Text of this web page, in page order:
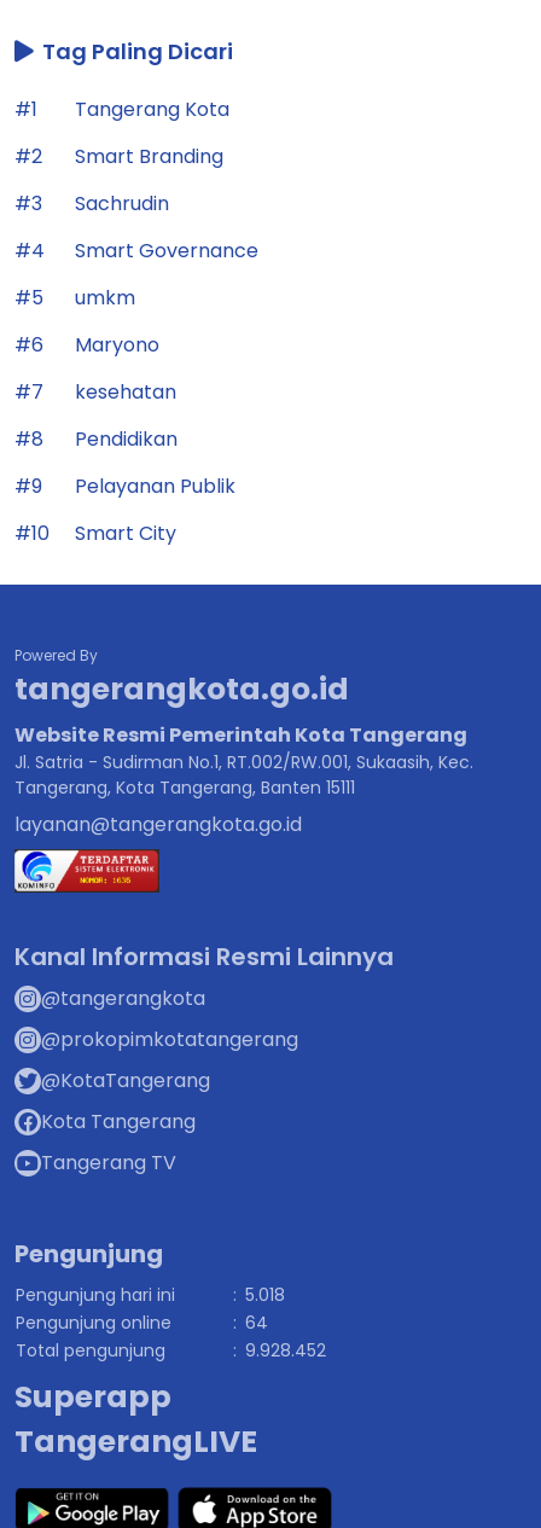
Tag Paling Dicari
#1
Tangerang Kota
#2
Smart Branding
#3
Sachrudin
#4
Smart Governance
#5
umkm
#6
Maryono
#7
kesehatan
#8
Pendidikan
#9
Pelayanan Publik
#10
Smart City
Powered By
tangerangkota.go.id
Website Resmi Pemerintah Kota Tangerang
Jl. Satria - Sudirman No.1, RT.002/RW.001, Sukaasih, Kec.
Tangerang, Kota Tangerang, Banten 15111
layanan@tangerangkota.go.id
Kanal Informasi Resmi Lainnya
@tangerangkota
@prokopimkotatangerang
@KotaTangerang
Kota Tangerang
Tangerang TV
Pengunjung
Pengunjung hari ini : 5.018
Pengunjung online
: 64
Total pengunjung
: 9.928.452
Superapp
TangerangLIVE